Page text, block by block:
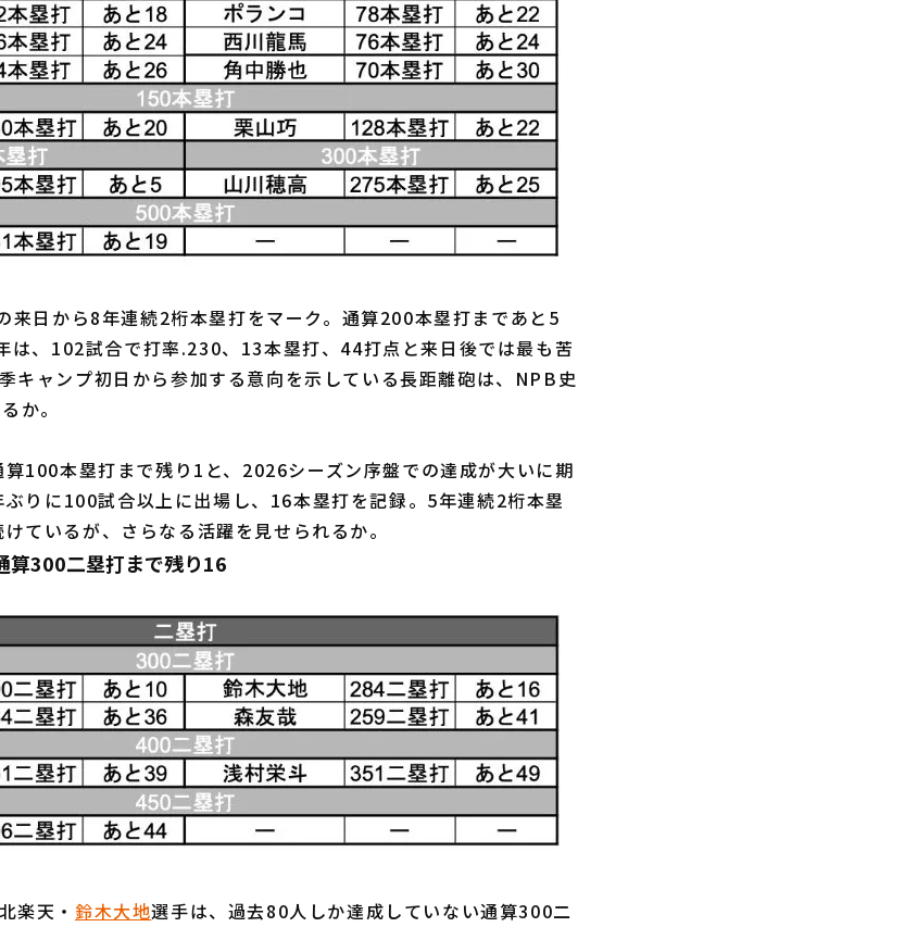
来日から8年連続2桁本塁打をマーク。通算200本塁打まであと5
は、102試合で打率.230、13本塁打、44打点と来日後では最も苦
キャンプ初日から参加する意向を示している長距離砲は、NPB史
か。
算100本塁打まで残り1と、2026シーズン序盤での達成が大いに期
りに100試合以上に出場し、16本塁打を記録。5年連続2桁本塁
ているが、さらなる活躍を見せられるか。
300二塁打まで残り16
楽天・鈴木大地選手は、過去80人しか達成していない通算300二